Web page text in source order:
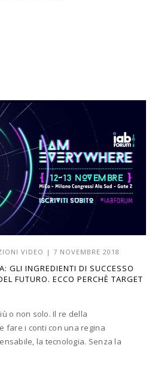
VIDEO | 7 NOVEMBRE 2018
GLI INGREDIENTI DI SUCCESSO
FUTURO. ECCO PERCHÈ TARGET
o non solo. Il re della
fare i conti con una regina
la tecnologia. Senza la